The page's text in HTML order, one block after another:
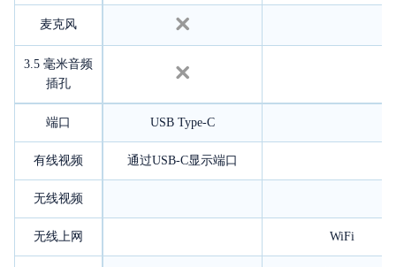
麦克风
3.5 毫米音频
插孔
端口 USB Type-C
有线视频 通过USB-C显示端口
无线视频
无线上网 WiFi